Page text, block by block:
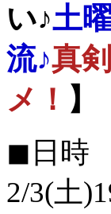
い♪土
流♪真
メ！ 】
◼︎日時
2/3(土